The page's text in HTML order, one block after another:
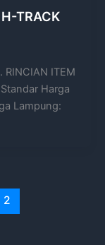
TRACK
RINCIAN ITEM
Harga
Lampung:
2